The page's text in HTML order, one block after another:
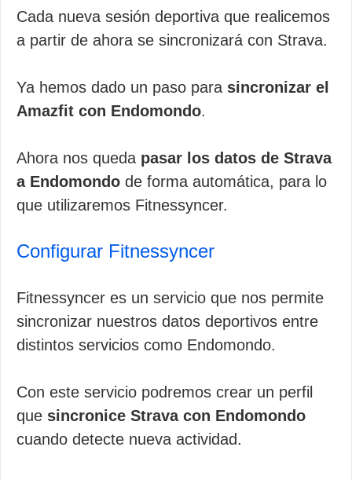
Cada nueva sesión deportiva que realicemos
a partir de ahora se sincronizará con Strava.
Ya hemos dado un paso para sincronizar el
Amazfit con Endomondo.
Ahora nos queda pasar los datos de Strava
a Endomondo de forma automática, para lo
que utilizaremos Fitnessyncer.
Configurar Fitnessyncer
Fitnessyncer es un servicio que nos permite
sincronizar nuestros datos deportivos entre
distintos servicios como Endomondo.
Con este servicio podremos crear un perfil
que sincronice Strava con Endomondo
cuando detecte nueva actividad.